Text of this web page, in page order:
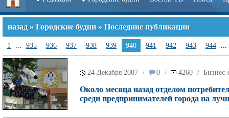
назад » Городские будни » Последние публикации
1 ... 935 936 937 938 939 940 941 942 943 944 ...
24 Декабря 2007 / 0 / 4260 / Бизнес-
Около месяца назад отделом
среди предпринимателей города на